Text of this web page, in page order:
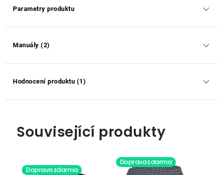
Parametry produktu
Manuály (2)
Hodnocení produktu (1)
Související produkty
Doprava zdarma
Doprava zdarma